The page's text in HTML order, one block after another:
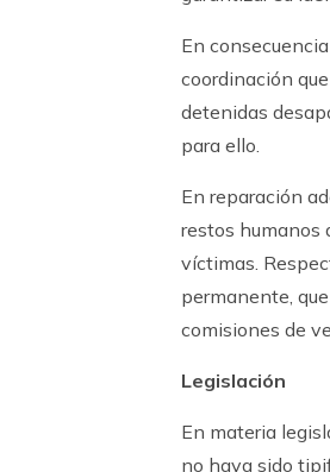
En
coordinación
detenidas
para ello.
En reparación
restos humanos
víctimas.
permanente,
comisiones de
Legislación
En materia
no haya sido